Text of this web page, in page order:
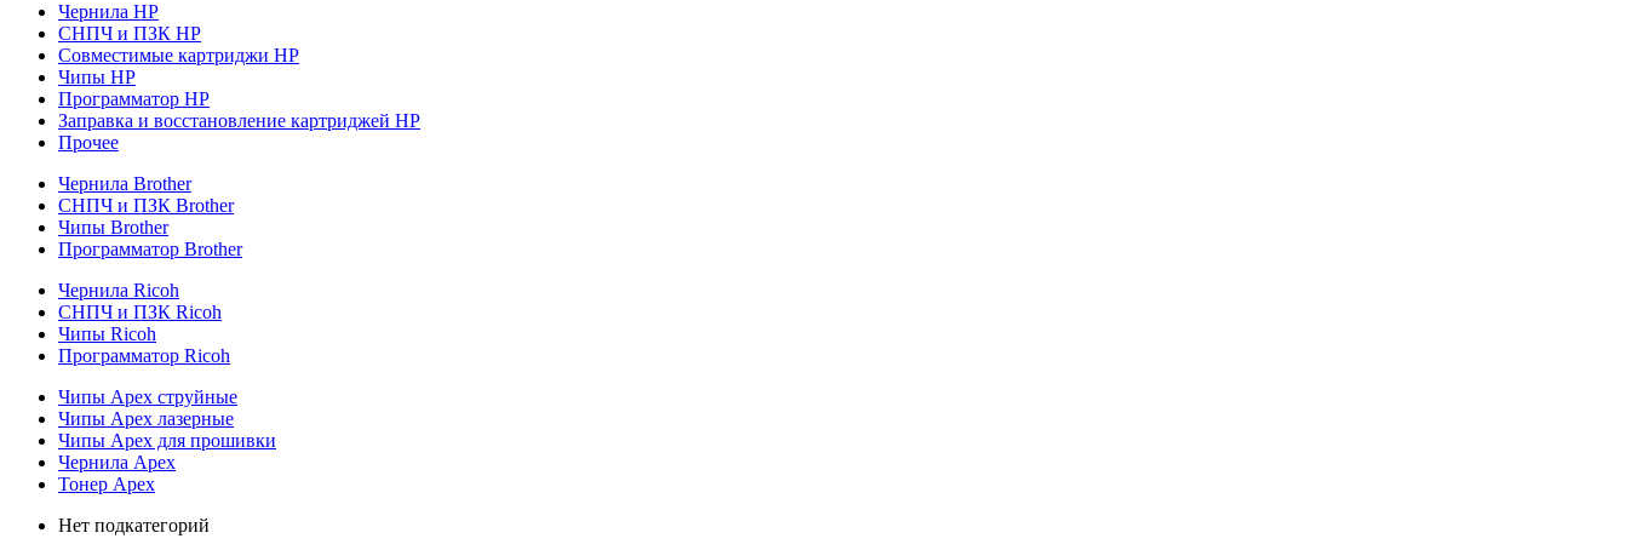
Чернила HP
СНПЧ и ПЗК HP
Совместимые картриджи HP
Чипы HP
Программатор HP
Заправка и восстановление картриджей HP
Прочее
Чернила Brother
СНПЧ и ПЗК Brother
Чипы Brother
Программатор Brother
Чернила Ricoh
СНПЧ и ПЗК Ricoh
Чипы Ricoh
Программатор Ricoh
Чипы Apex струйные
Чипы Apex лазерные
Чипы Apex для прошивки
Чернила Apex
Тонер Apex
Нет подкатегорий